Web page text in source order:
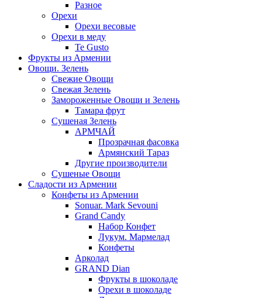
Разное
Орехи
Орехи весовые
Орехи в меду
Te Gusto
Фрукты из Армении
Овощи. Зелень
Свежие Овощи
Свежая Зелень
Замороженные Овощи и Зелень
Тамара фрут
Сушеная Зелень
АРМЧАЙ
Прозрачная фасовка
Армянский Тараз
Другие производители
Сушеные Овощи
Сладости из Армении
Конфеты из Армении
Sonuar. Mark Sevouni
Grand Candy
Набор Конфет
Лукум. Мармелад
Конфеты
Арколад
GRAND Dian
Фрукты в шоколаде
Орехи в шоколаде